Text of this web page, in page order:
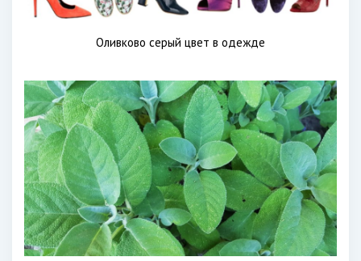
Оливково серый цвет в одежде